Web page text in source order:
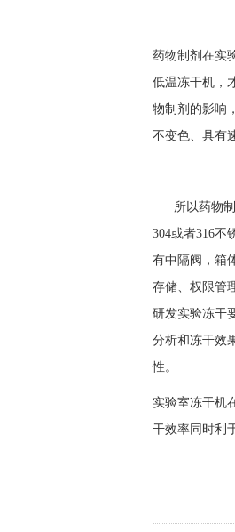
药物制剂在实
低温冻干机，
物制剂的影响
不变色、具有
所以药物制
304或者316不
有中隔阀，箱
存储、权限管
研发实验冻干
分析和冻干效
性。
实验室冻干机
干效率同时利